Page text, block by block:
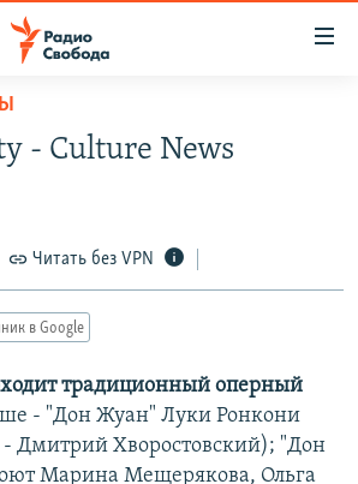
- Culture News
Читать без VPN
в Google
традиционный оперный
- "Дон Жуан" Луки Ронкони
- Дмитрий Хворостовский); "Дон
Марина Мещерякова, Ольга